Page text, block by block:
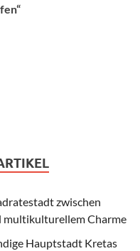
zwischen
multikulturellem Charme
Hauptstadt Kretas